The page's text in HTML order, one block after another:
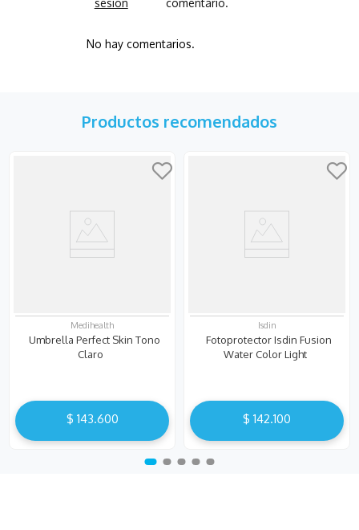
No hay comentarios.
Productos recomendados
Medihealth
Umbrella Perfect Skin Tono
Claro
$ 143.600
Isdin
Fotoprotector Isdin Fusion
Water Color Light
$ 142.100